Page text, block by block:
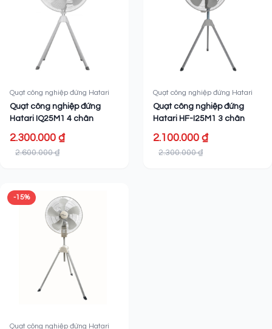
Quạt công nghiệp đứng Hatari
Quạt công nghiệp đứng
Hatari IQ25M1 4 chân
2.300.000 ₫
2.600.000 ₫
Quạt công nghiệp đứng Hatari
Quạt công nghiệp đứng
Hatari HF-I25M1 3 chân
2.100.000 ₫
2.300.000 ₫
-15%
Quạt công nghiệp đứng Hatari